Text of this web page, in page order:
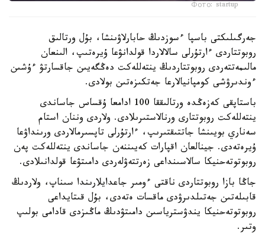
Фото: startup
جەرگىلىكتى باسپا ءسوزدىڭ حابارلاۋىنشا، بۇل ورتالىق
روبوتتاردى ءارتۇرلى سالالاردا قولدانۋعا ۇيرەتىپ، الىنعان
مالىمەتتەردى روبوتتاردىڭ ينتەللەكت دەڭگەيىن جاقسارتۋ ءۇشىن
ءوندىرۋشى كومپانيالارعا جەتكىزەتىن بولادى.
باستاپقى كەزەڭدە ورتالىققا 100 ادامعا ۇقساس جاساندى
ينتەللەكت روبوتتارى ورنالاستىرىلادى. ولاردى وننان استام
سەناري بويىنشا جاتتىقتىرىپ، ءارتۇرلى تاپسىرمالاردى ورىنداۋعا
ۇيرەتەدى. جينالعان اقپارات كەيىننەن جاساندى ينتەللەكت پەن
روبوتوتەحنيكا سالاسىنداعى زەرتتەۋلەردى دامىتۋعا قولدانىلادى.
جاڭا بازا روبوتتاردى ناقتى ءومىر جاعدايلارىندا سىناپ، ولاردىڭ
قابىلەتىن جەتىلدىرۋدى ماقسات ەتەدى، بۇل قىتايداعى
روبوتوتەحنيكا يندۋسترياسىن دامىتۋدىڭ ماڭىزدى قادامى بولىپ
وتىر.